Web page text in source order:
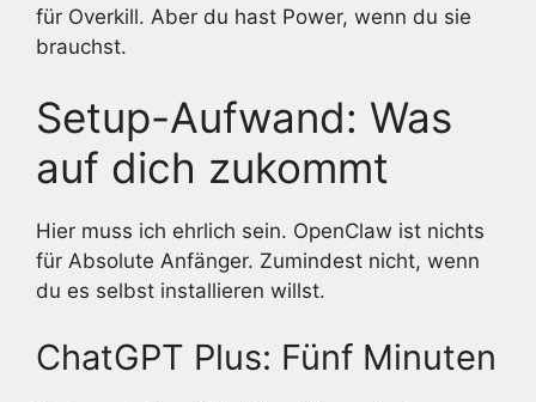
für Overkill. Aber du hast Power, wenn du sie
brauchst.
Setup-Aufwand: Was
auf dich zukommt
Hier muss ich ehrlich sein. OpenClaw ist nichts
für Absolute Anfänger. Zumindest nicht, wenn
du es selbst installieren willst.
ChatGPT Plus: Fünf Minuten